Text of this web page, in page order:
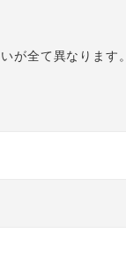
が全て異なります